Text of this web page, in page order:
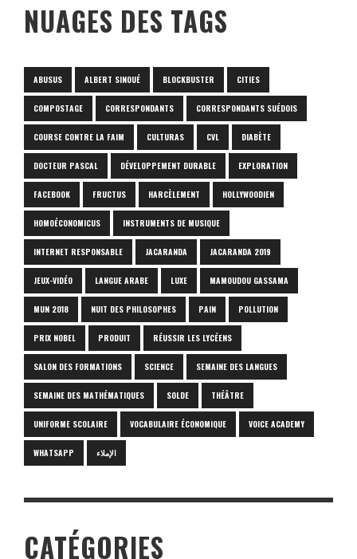
NUAGES DES TAGS
ABUSUS ALBERT SINOUÉ BLOCKBUSTER CITIES
COMPOSTAGE CORRESPONDANTS CORRESPONDANTS SUÉDOIS
COURSE CONTRE LA FAIM CULTURAS CVL DIABÈTE
DOCTEUR PASCAL DÉVELOPPEMENT DURABLE EXPLORATION
FACEBOOK FRUCTUS HARCÈLEMENT HOLLYWOODIEN
HOMOÉCONOMICUS INSTRUMENTS DE MUSIQUE
INTERNET RESPONSABLE JACARANDA JACARANDA 2019
JEUX-VIDÉO LANGUE ARABE LUXE MAMOUDOU GASSAMA
MUN 2018 NUIT DES PHILOSOPHES PAIN POLLUTION
PRIX NOBEL PRODUIT RÉUSSIR LES LYCÉENS
SALON DES FORMATIONS SCIENCE SEMAINE DES LANGUES
SEMAINE DES MATHÉMATIQUES SOLDE THÉÂTRE
UNIFORME SCOLAIRE VOCABULAIRE ÉCONOMIQUE VOICE ACADEMY
WHATSAPP الإملاء
CATÉGORIES